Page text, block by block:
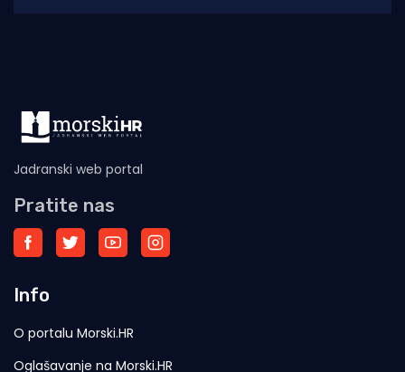
Jadranski web portal
Pratite nas
Info
O portalu Morski.HR
Oglašavanje na Morski.HR